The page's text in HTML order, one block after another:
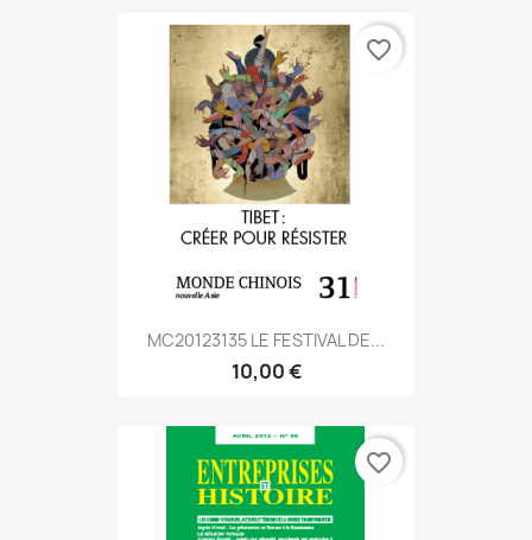
MC20123135 LE FESTIVAL DE...
10,00 €
favorite_border
favorite_border